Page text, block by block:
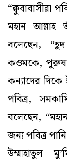
“ক্বুবাবাসীরা
মহান আল্লাহ
বলেছেন,
কওমকে,
কন্যাদের
পবিত্র,
বলেছেন,
জন্য পবিত্র
উম্মাহাতুল